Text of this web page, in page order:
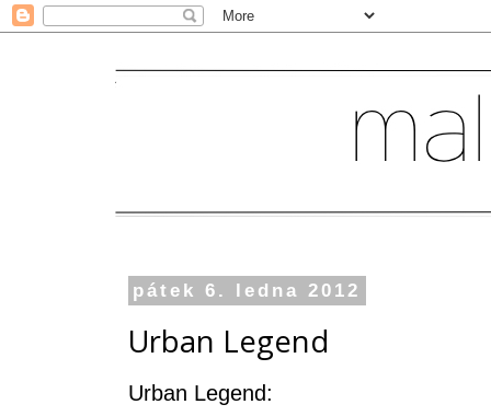
pátek 6. ledna 2012
Urban Legend
Urban Legend: